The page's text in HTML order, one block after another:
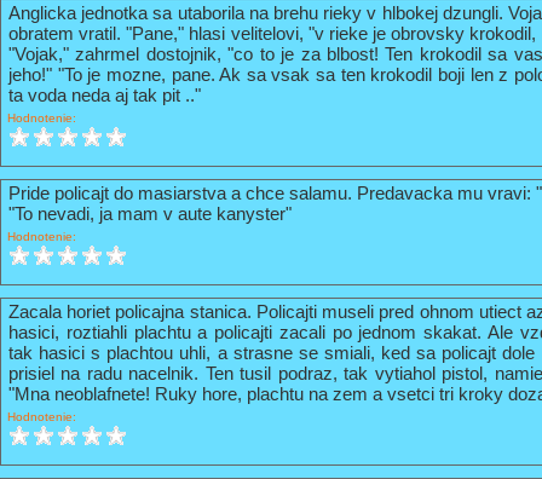
Anglicka jednotka sa utaborila na brehu rieky v hlbokej dzungli.
obratem vratil. "Pane," hlasi velitelovi, "v rieke je obrovsky
"Vojak," zahrmel dostojnik, "co to je za blbost! Ten krokodil sa
jeho!" "To je mozne, pane. Ak sa vsak sa ten krokodil boji len z
ta voda neda aj tak pit .."
Hodnotenie:
Pride policajt do masiarstva a chce salamu. Predavacka mu vravi:
"To nevadi, ja mam v aute kanyster"
Hodnotenie:
Zacala horiet policajna stanica. Policajti museli pred ohnom utiect
hasici, roztiahli plachtu a policajti zacali po jednom skakat. Ale
tak hasici s plachtou uhli, a strasne se smiali, ked sa policajt
prisiel na radu nacelnik. Ten tusil podraz, tak vytiahol pistol,
"Mna neoblafnete! Ruky hore, plachtu na zem a vsetci tri kroky
Hodnotenie: